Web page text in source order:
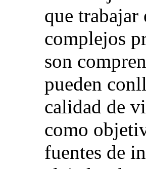
que trabajar
complejos
son
pueden
calidad de
como
fuentes de